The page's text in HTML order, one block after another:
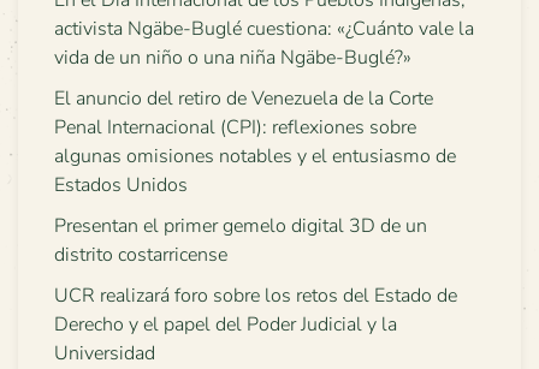
activista Ngäbe-Buglé cuestiona: «¿Cuánto vale la
vida de un niño o una niña Ngäbe-Buglé?»
El anuncio del retiro de Venezuela de la Corte
Penal Internacional (CPI): reflexiones sobre
algunas omisiones notables y el entusiasmo de
Estados Unidos
Presentan el primer gemelo digital 3D de un
distrito costarricense
UCR realizará foro sobre los retos del Estado de
Derecho y el papel del Poder Judicial y la
Universidad